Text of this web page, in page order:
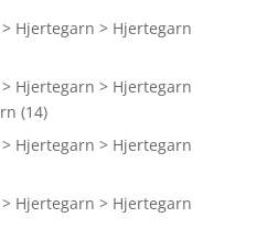
Hjertegarn > Hjertegarn
Hjertegarn > Hjertegarn
(14)
Hjertegarn > Hjertegarn
Hjertegarn > Hjertegarn